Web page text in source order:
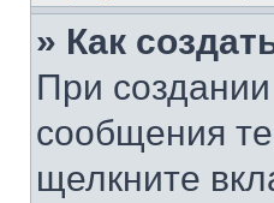
» Как
При
сообщения
щелкните